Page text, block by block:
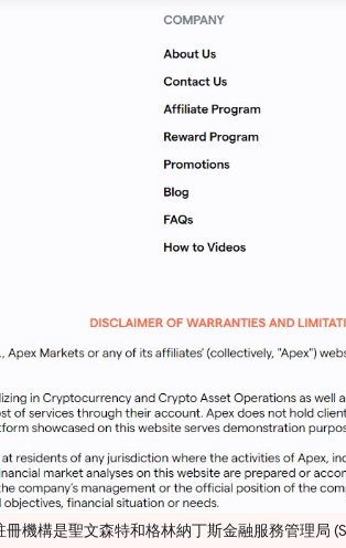
冊機構是聖文森特和格林納丁斯金融服務管理